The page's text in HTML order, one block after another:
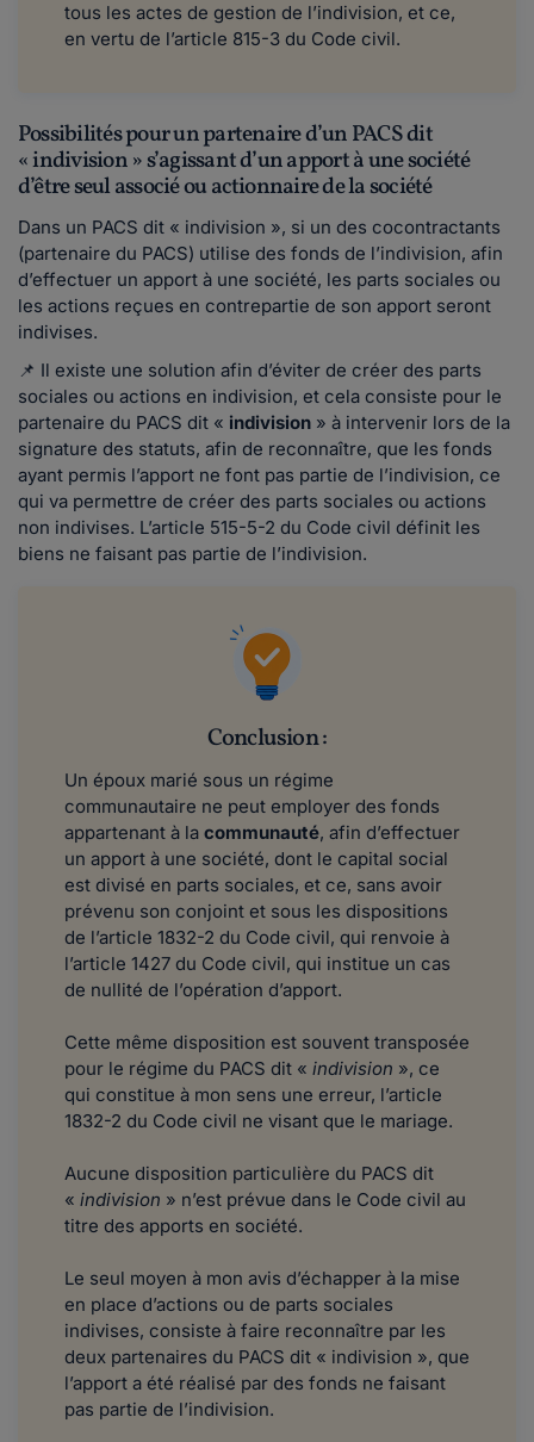
tous les actes de gestion de l’indivision, et ce,
en vertu de l’article 815-3 du Code civil.
Possibilités pour un partenaire d’un PACS dit
« indivision » s’agissant d’un apport à une société
d’être seul associé ou actionnaire de la société
Dans un PACS dit « indivision », si un des cocontractants
(partenaire du PACS) utilise des fonds de l’indivision, afin
d’effectuer un apport à une société, les parts sociales ou
les actions reçues en contrepartie de son apport seront
indivises.
📌 Il existe une solution afin d’éviter de créer des parts
sociales ou actions en indivision, et cela consiste pour le
partenaire du PACS dit « indivision » à intervenir lors de la
signature des statuts, afin de reconnaître, que les fonds
ayant permis l’apport ne font pas partie de l’indivision, ce
qui va permettre de créer des parts sociales ou actions
non indivises. L’article 515-5-2 du Code civil définit les
biens ne faisant pas partie de l’indivision.
Conclusion :
Un époux marié sous un régime
communautaire ne peut employer des fonds
appartenant à la communauté, afin d’effectuer
un apport à une société, dont le capital social
est divisé en parts sociales, et ce, sans avoir
prévenu son conjoint et sous les dispositions
de l’article 1832-2 du Code civil, qui renvoie à
l’article 1427 du Code civil, qui institue un cas
de nullité de l’opération d’apport.
​​​Cette même disposition est souvent transposée
pour le régime du PACS dit « indivision », ce
qui constitue à mon sens une erreur, l’article
1832-2 du Code civil ne visant que le mariage.
Aucune disposition particulière du PACS dit
« indivision » n’est prévue dans le Code civil au
titre des apports en société.
Le seul moyen à mon avis d’échapper à la mise
en place d’actions ou de parts sociales
indivises, consiste à faire reconnaître par les
deux partenaires du PACS dit « indivision », que
l’apport a été réalisé par des fonds ne faisant
pas partie de l’indivision.